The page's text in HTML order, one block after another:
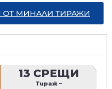
ОТ МИНАЛИ ТИРАЖИ
13 СРЕЩИ
Тираж –